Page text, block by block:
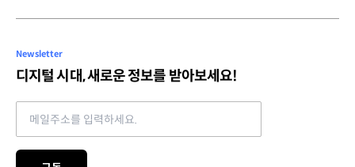
Newsletter
디지털 시대, 새로운 정보를 받아보세요!